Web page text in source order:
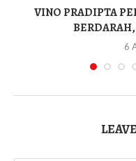
VINO PRADIPTA
6